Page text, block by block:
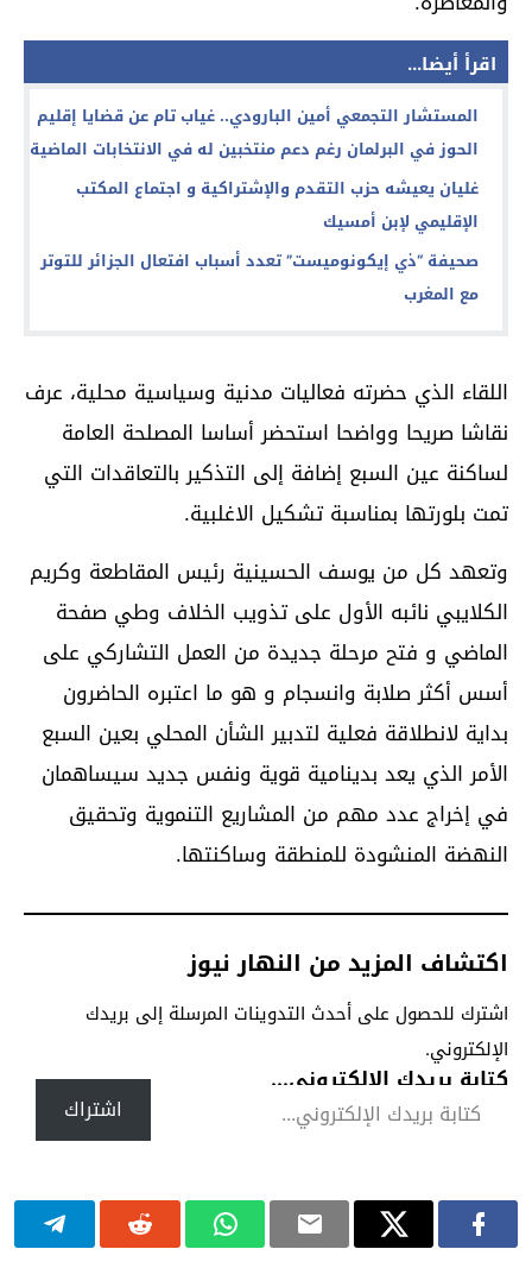
اقرأ أيضا...
المستشار التجمعي أمين البارودي.. غياب تام عن قضايا إقليم
الحوز في البرلمان رغم دعم منتخبين له في الانتخابات الماضية
غليان يعيشه حزب التقدم والإشتراكية و اجتماع المكتب
الإقليمي لإبن أمسيك
صحيفة “ذي إيكونوميست” تعدد أسباب افتعال الجزائر للتوتر
مع المغرب
اللقاء الذي حضرته فعاليات مدنية وسياسية محلية، عرف
نقاشا صريحا وواضحا استحضر أساسا المصلحة العامة
لساكنة عين السبع إضافة إلى التذكير بالتعاقدات التي
تمت بلورتها بمناسبة تشكيل الاغلبية.
وتعهد كل من يوسف الحسينية رئيس المقاطعة وكريم
الكلايبي نائبه الأول على تذويب الخلاف وطي صفحة
الماضي و فتح مرحلة جديدة من العمل التشاركي على
أسس أكثر صلابة وانسجام و هو ما اعتبره الحاضرون
بداية لانطلاقة فعلية لتدبير الشأن المحلي بعين السبع
الأمر الذي يعد بدينامية قوية ونفس جديد سيساهمان
في إخراج عدد مهم من المشاريع التنموية وتحقيق
النهضة المنشودة للمنطقة وساكنتها.
اكتشاف المزيد من النهار نيوز
اشترك للحصول على أحدث التدوينات المرسلة إلى بريدك
الإلكتروني.
كتابة بريدك الإلكتروني...
اشتراك